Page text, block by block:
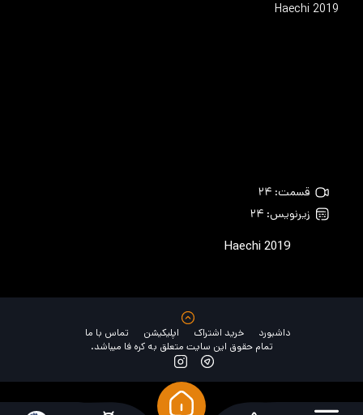
قسمت: ۲۴
زیرنویس: ۲۴
Haechi2019
داشبورد خرید اشتراک اپلیکیشن
تماس با ما
تمام حقوق این سایت متعلق به کره فا میباشد.